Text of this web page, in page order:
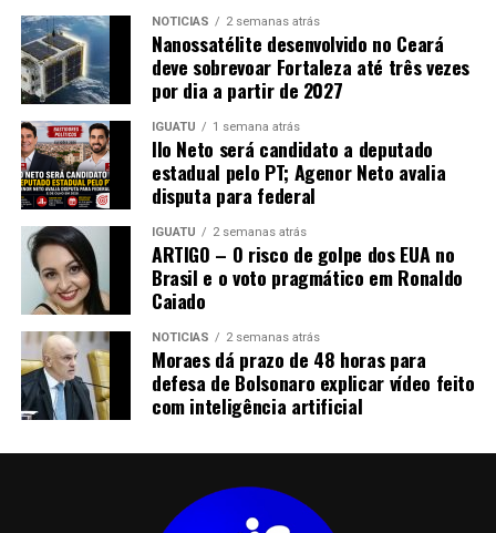
NOTICIAS 2 semanas atrás
Nanossatélite desenvolvido no Ceará
deve sobrevoar Fortaleza até três vezes
por dia a partir de 2027
IGUATU 1 semana atrás
Ilo Neto será candidato a deputado
estadual pelo PT; Agenor Neto avalia
disputa para federal
IGUATU 2 semanas atrás
ARTIGO – O risco de golpe dos EUA no
Brasil e o voto pragmático em Ronaldo
Caiado
NOTICIAS 2 semanas atrás
Moraes dá prazo de 48 horas para
defesa de Bolsonaro explicar vídeo feito
com inteligência artificial